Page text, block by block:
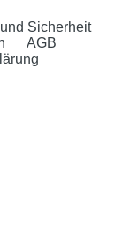
Sicherheit
AGB